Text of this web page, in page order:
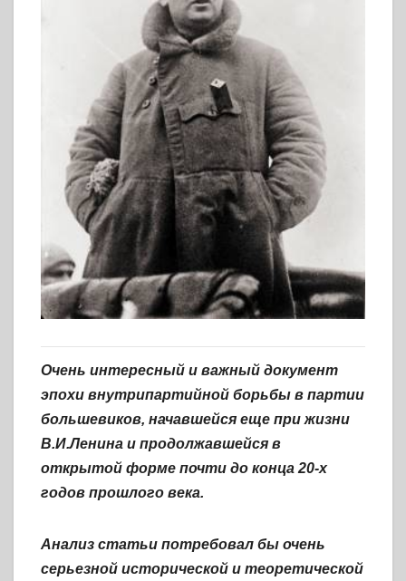
Очень интересный и важный документ
эпохи внутрипартийной борьбы в партии
большевиков, начавшейся еще при жизни
В.И.Ленина и продолжавшейся в
открытой форме почти до конца 20-х
годов прошлого века.
Анализ статьи потребовал бы очень
серьезной исторической и теоретической